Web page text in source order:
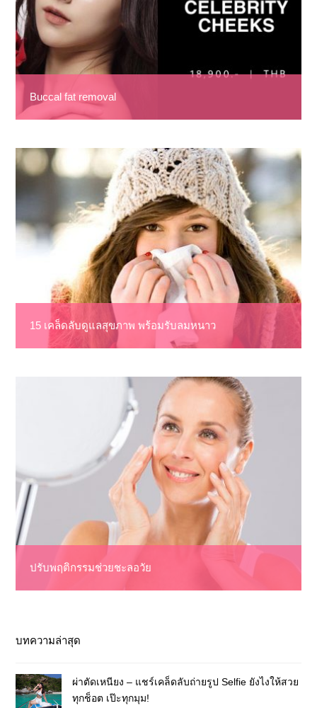
Buccal fat removal
15 เคล็ดลับดูแลสุขภาพ พร้อมรับลมหนาว
ปรับพฤติกรรมช่วยชะลอวัย
บทความล่าสุด
ผ่าตัดเหนียง – แชร์เคล็ดลับถ่ายรูป Selfie ยังไงให้สวย
ทุกช็อต เป๊ะทุกมุม!